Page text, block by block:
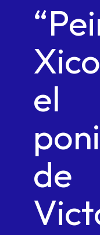
Xico
el
de